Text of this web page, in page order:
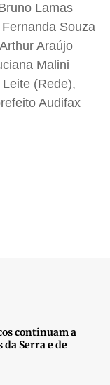
Lamas
Souza
Araújo
Malini
(Rede),
Audifax
continuam a
Serra e de